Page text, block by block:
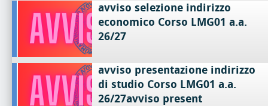
avviso selezione indirizzo
economico Corso LMG01 a.a.
26/27
avviso presentazione indirizzo
di studio Corso LMG01 a.a.
26/27avviso present